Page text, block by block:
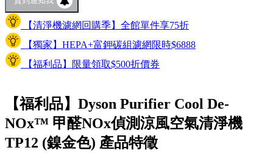
【清淨機濾網回購季】全館單件享75折
【獨家】HEPA+富鉀碳組濾網限時$6888
【福利品】限量領取$500折價券
【福利品】Dyson Purifier Cool De-
NOx™ 甲醛NOx偵測涼風空氣清淨機
TP12 (鎳金色) 產品特徵